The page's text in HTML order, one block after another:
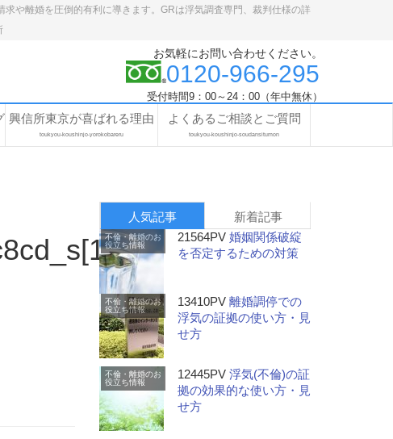
や離婚を圧倒的有利に導きます。GRは浮気調査専門、裁判仕様の詳
お気軽にお問い合わせください。
0120-966-295
受付時間9：00～24：00（年中無休）
興信所東京が喜ばれる理由
toukyou-koushinjo-yorokobareru
よくあるご相談とご質問
toukyou-koushinjo-soudansitumon
人気記事 新着記事
不倫・離婚のお
役立ち情報
21564PV 婚姻関係破綻
を否定するための対策
不倫・離婚のお
役立ち情報
13410PV 離婚調停での
浮気の証拠の使い方・見
せ方
不倫・離婚のお
役立ち情報
12445PV 浮気(不倫)の証
拠の効果的な使い方・見
せ方